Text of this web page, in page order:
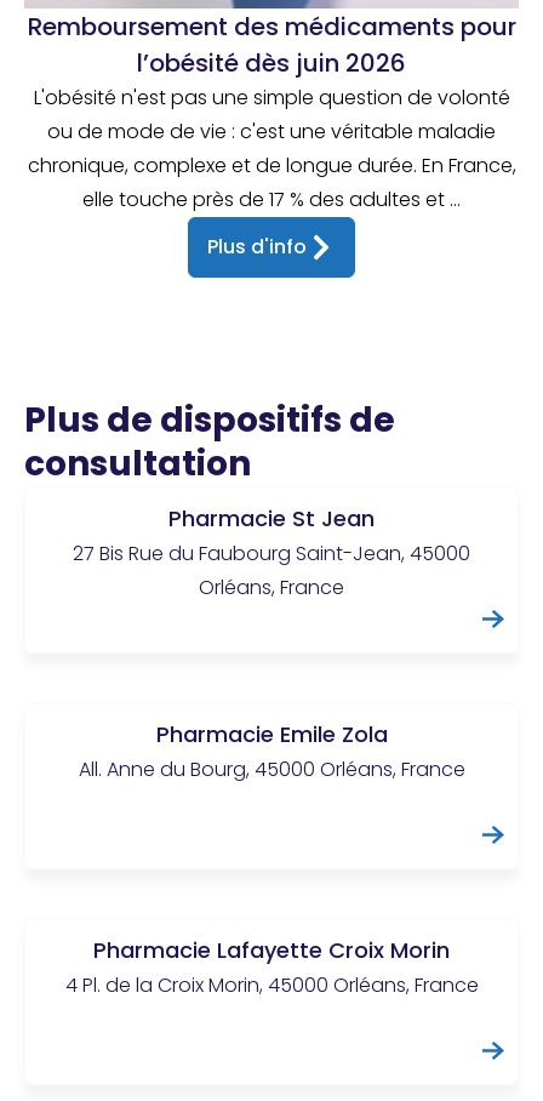
Remboursement des médicaments pour
l’obésité dès juin 2026
L'obésité n'est pas une simple question de volonté
ou de mode de vie : c'est une véritable maladie
chronique, complexe et de longue durée. En France,
elle touche près de 17 % des adultes et ...
Plus d'info
Plus de dispositifs de
consultation
Pharmacie St Jean
27 Bis Rue du Faubourg Saint-Jean, 45000
Orléans, France
Pharmacie Emile Zola
All. Anne du Bourg, 45000 Orléans, France
Pharmacie Lafayette Croix Morin
4 Pl. de la Croix Morin, 45000 Orléans, France